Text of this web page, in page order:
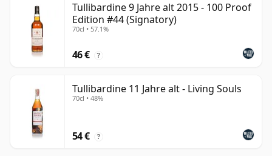
Tullibardine 9 Jahre alt 2015 - 100 Proof
Edition #44 (Signatory)
70cl • 57.1%
46 € ?
Tullibardine 11 Jahre alt - Living Souls
70cl • 48%
54 € ?